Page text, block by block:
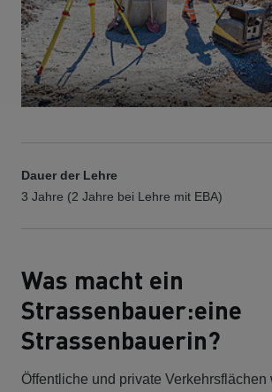
Dauer der Lehre
3 Jahre (2 Jahre bei Lehre mit EBA)
Was macht ein
Strassenbauer:eine
Strassenbauerin?
Öffentliche und private Verkehrsflächen